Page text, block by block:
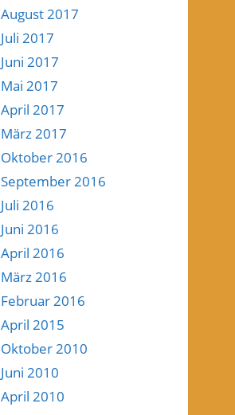
August 2017
Juli 2017
Juni 2017
Mai 2017
April 2017
März 2017
Oktober 2016
September 2016
Juli 2016
Juni 2016
April 2016
März 2016
Februar 2016
April 2015
Oktober 2010
Juni 2010
April 2010